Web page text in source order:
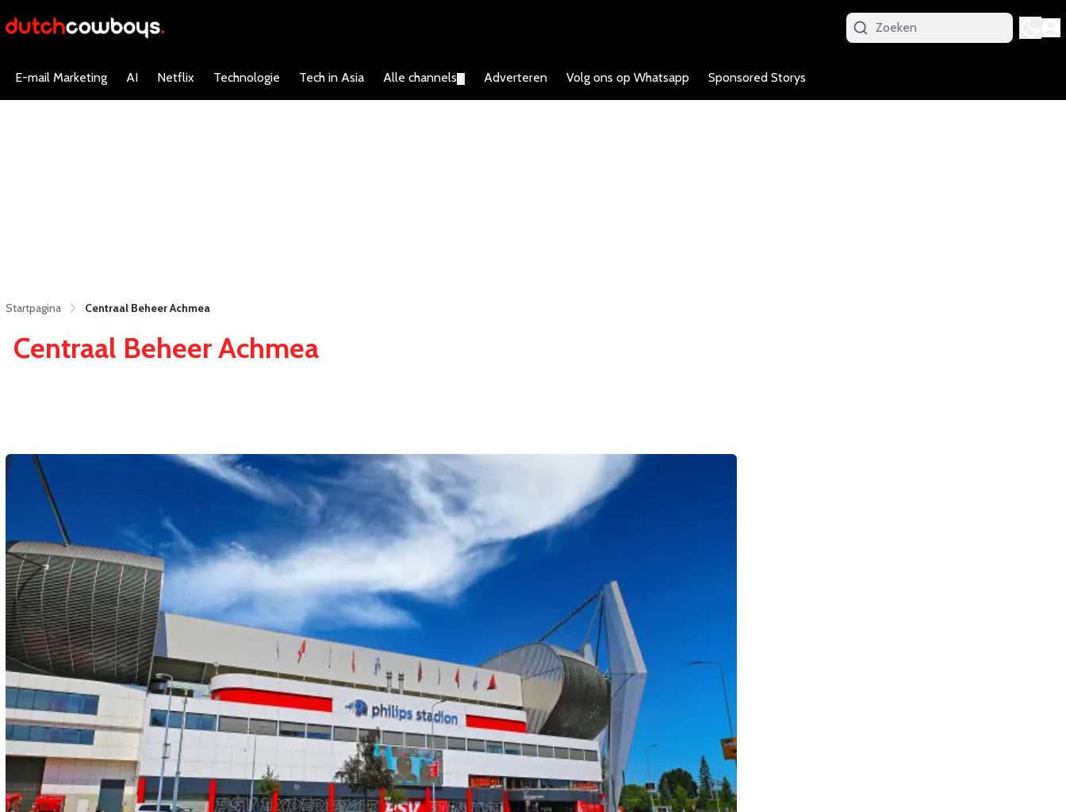
E-mail Marketing AI Netflix Technologie Tech in Asia Alle channels Adverteren Volg ons op Whatsapp Sponsored Storys
Startpagina Centraal Beheer Achmea
Centraal Beheer Achmea